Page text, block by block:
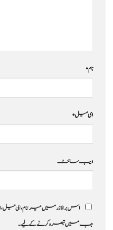
نام*
ای میل*
ویب‌ سائٹ
اس براؤزر میں میرا نام، ای میل،
جب میں تبصرہ کرنے کےلیے۔